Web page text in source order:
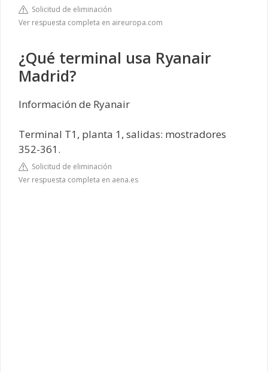
Solicitud de eliminación
Ver respuesta completa en aireuropa.com
¿Qué terminal usa Ryanair
Madrid?
Información de Ryanair
Terminal T1, planta 1, salidas: mostradores
352-361.
Solicitud de eliminación
Ver respuesta completa en aena.es